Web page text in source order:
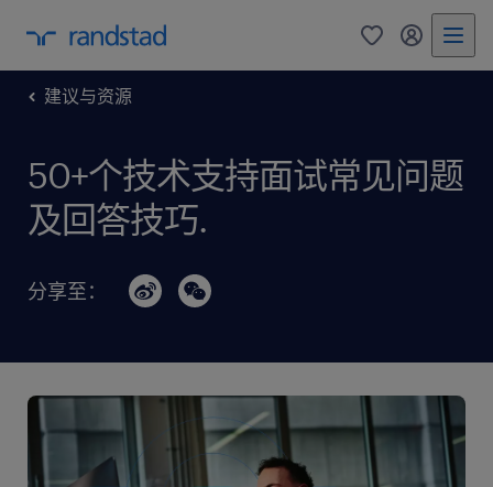
0 my
建议与资源
50+个技术支持面试常见问题
及回答技巧.
分享至：